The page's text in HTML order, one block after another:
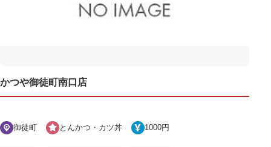
かつや御徒町南口店
御徒町 とんかつ・カツ丼 1000円